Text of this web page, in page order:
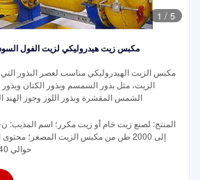
1 / 5
مكبس زيت هيدروليكي لزيت الفول
مكبس الزيت الهيدروليكي مناسب لعصر البذور
الزيت، مثل بذور السمسم وبذور الكتان وبذور
الشمس المقشرة وبذور اللوز وجوز
إلى 2000 طن من مكبس الزيت المصغر؛
حوالي 40٪؛ بقايا الزيت: أقل من 1٪؛